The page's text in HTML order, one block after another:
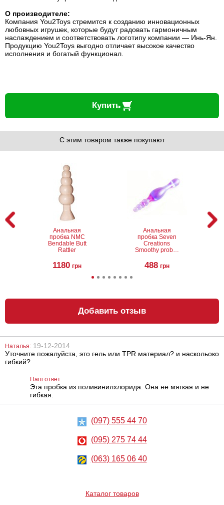
О производителе:
Компания You2Toys стремится к созданию инновационных
любовных игрушек, которые будут радовать гармоничным
наслаждением и соответствовать логотипу компании — Инь-Ян.
Продукцию You2Toys выгодно отличает высокое качество
исполнения и богатый функционал.
Купить
С этим товаром также покупают
Анальная
пробка NMC
Bendable Butt
Rattler
1180 грн
Анальная
пробка Seven
Creations
Smoothy prober
488 грн
Анальный
314 грн
Анальный
486 грн
пробка Slash, M
водной основе
Just Glide Anal,
Добавить отзыв
Наталья: 19-12-2014
Уточните пожалуйста, это гель или TPR материал? и наскольоко
гибкий?
Наш ответ:
Эта пробка из поливинилхлорида. Она не мягкая и не
гибкая.
(097) 555 44 70
(095) 275 74 44
(063) 165 06 40
Каталог товаров